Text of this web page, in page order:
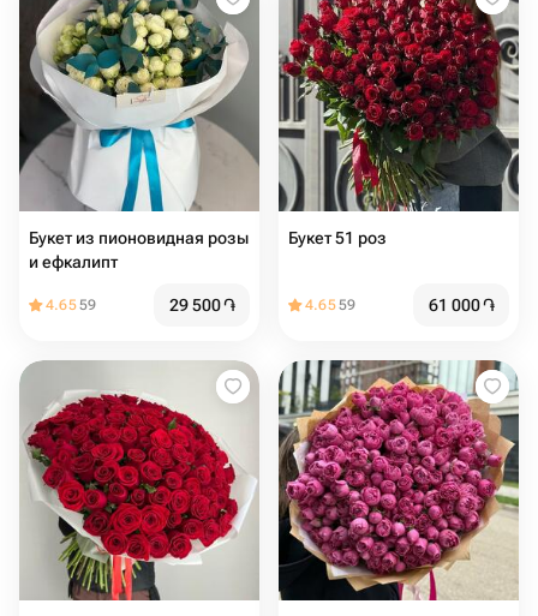
Букет из пионовидная розы
и ефкалипт
4.6559 29 500֏
Букет 51 роз
4.6559 61 000֏